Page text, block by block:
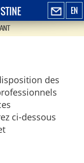
EN
des
ci-dessous